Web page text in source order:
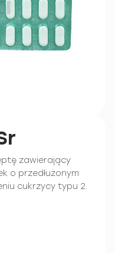
zawierający
o przedłużonym
cukrzycy typu 2.